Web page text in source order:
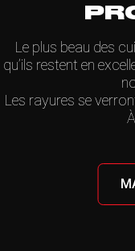
Le plus beau des
qu’ils restent en
Les rayures se